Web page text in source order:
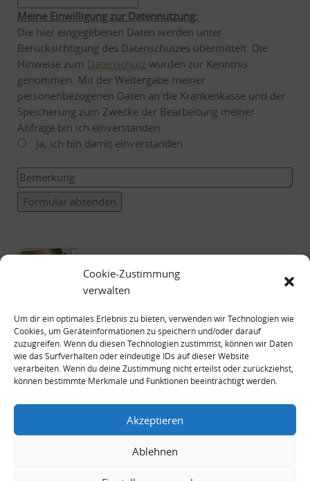
Cookie-Zustimmung
verwalten
Um dir ein optimales Erlebnis zu bieten, verwenden wir Technologien wie
Cookies, um Geräteinformationen zu speichern und/oder darauf
zuzugreifen. Wenn du diesen Technologien zustimmst, können wir Daten
wie das Surfverhalten oder eindeutige IDs auf dieser Website
verarbeiten. Wenn du deine Zustimmung nicht erteilst oder zurückziehst,
können bestimmte Merkmale und Funktionen beeinträchtigt werden.
Akzeptieren
Ablehnen
Meine Einwilligung zur Datennutzung:
Die hier eingegebenen Daten werden unter
Berücksichtigung des Datenschutzes übermittelt. Die
Hinweise zum Datenschutz wurden zur Kenntnis
genommen. Mit der Weitergabe meiner
personenbezogenen Daten an die Krankenkasse und der
Speicherung zum Zwecke der Bearbeitung meiner
Anfrage bin ich einverstanden.
Ja, ich bin damit einverstanden
Formular absenden
Datenschutzerklärung